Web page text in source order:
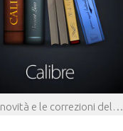
e le correzioni del…